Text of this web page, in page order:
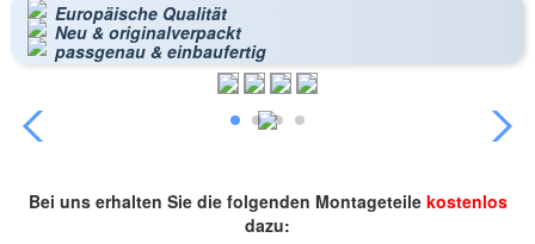
Europäische Qualität
Neu & originalverpackt
passgenau & einbaufertig
Bei uns erhalten Sie die folgenden Montageteile kostenlos
dazu: